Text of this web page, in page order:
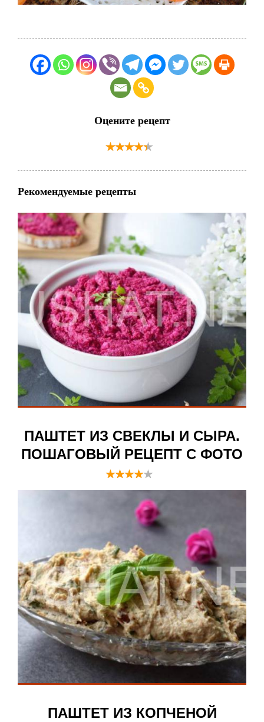
Оцените рецепт
Рекомендуемые рецепты
ПАШТЕТ ИЗ СВЕКЛЫ И СЫРА.
ПОШАГОВЫЙ РЕЦЕПТ С ФОТО
ПАШТЕТ ИЗ КОПЧЕНОЙ